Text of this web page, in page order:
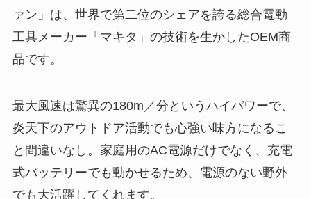
ァン」は、世界で第二位のシェアを誇る総合電動
工具メーカー「マキタ」の技術を生かしたOEM商
品です。
最大風速は驚異の180m／分というハイパワーで、
炎天下のアウトドア活動でも心強い味方になるこ
と間違いなし。家庭用のAC電源だけでなく、充電
式バッテリーでも動かせるため、電源のない野外
でも大活躍してくれます。